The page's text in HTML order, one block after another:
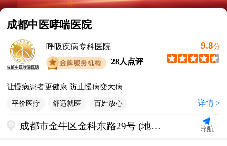
成都中医哮喘医院
呼吸疾病专科医院
28人点评
9.8分
让慢病患者更健康 防止慢病变大病
平价医疗 舒适就医 百姓放心 详情 >
成都市金牛区金科东路29号 (地铁2
导航